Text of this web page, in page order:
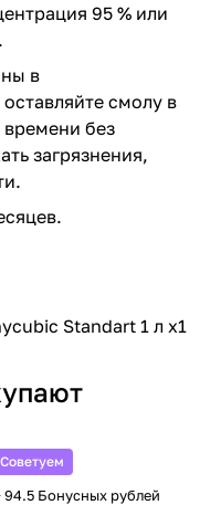
95 % или
в
смолу в
времени без
загрязнения,
Standart 1 л х1
Советуем
₽
94.5 Бонусных рублей